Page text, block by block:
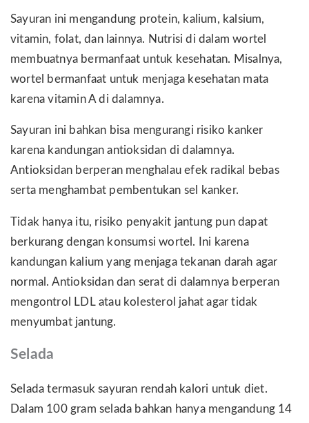
Sayuran ini mengandung protein, kalium, kalsium,
vitamin, folat, dan lainnya. Nutrisi di dalam wortel
membuatnya bermanfaat untuk kesehatan. Misalnya,
wortel bermanfaat untuk menjaga kesehatan mata
karena vitamin A di dalamnya.
Sayuran ini bahkan bisa mengurangi risiko kanker
karena kandungan antioksidan di dalamnya.
Antioksidan berperan menghalau efek radikal bebas
serta menghambat pembentukan sel kanker.
Tidak hanya itu, risiko penyakit jantung pun dapat
berkurang dengan konsumsi wortel. Ini karena
kandungan kalium yang menjaga tekanan darah agar
normal. Antioksidan dan serat di dalamnya berperan
mengontrol LDL atau kolesterol jahat agar tidak
menyumbat jantung.
Selada
Selada termasuk sayuran rendah kalori untuk diet.
Dalam 100 gram selada bahkan hanya mengandung 14